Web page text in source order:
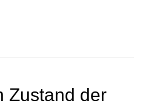
Zustand der